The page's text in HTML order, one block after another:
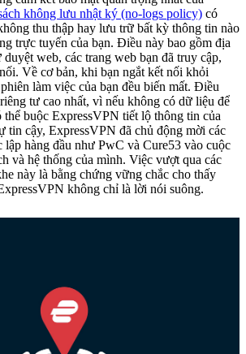
không lưu nhật ký (no-logs policy) có
thu thập hay lưu trữ bất kỳ thông tin nào
trực tuyến của bạn. Điều này bao gồm địa
web, các trang web bạn đã truy cập,
Về cơ bản, khi bạn ngắt kết nối khỏi
làm việc của bạn đều biến mất. Điều
tư cao nhất, vì nếu không có dữ liệu để
thể buộc ExpressVPN tiết lộ thông tin của
tin cậy, ExpressVPN đã chủ động mời các
lập hàng đầu như PwC và Cure53 vào cuộc
và hệ thống của mình. Việc vượt qua các
này là bằng chứng vững chắc cho thấy
không chỉ là lời nói suông.